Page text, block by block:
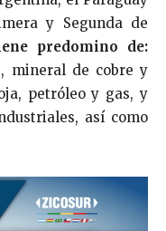
y Segunda de
predomino de:
mineral de cobre y
petróleo y gas, y
así como